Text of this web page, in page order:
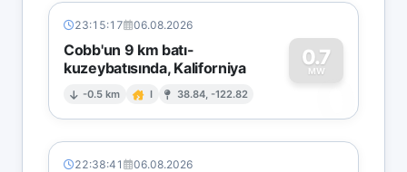
23:15:17 06.08.2026
Cobb'un 9 km batı-
kuzeybatısında, Kaliforniya
-0.5 km I 38.84, -122.82
0.7
MW
0
22:38:41 06.08.2026